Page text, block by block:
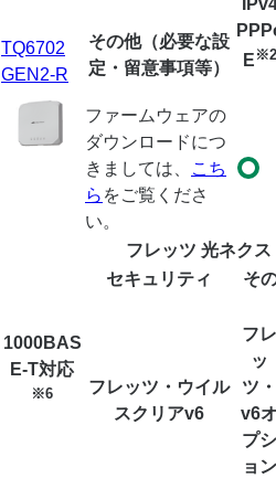
TQ6702
GEN2-R
E ※2
その他（必要な設
定・留意事項等）
ファームウェアの
ダウンロードにつ
きましては、
こち
ら をご覧くださ
い。
1000BAS
E-T対応
※6
フレッツ 光ネク
セキュリティ
そ
フレッツ・ウイル
スクリアv6
フレ
ッ
ツ・
v6オ
プシ
ョン